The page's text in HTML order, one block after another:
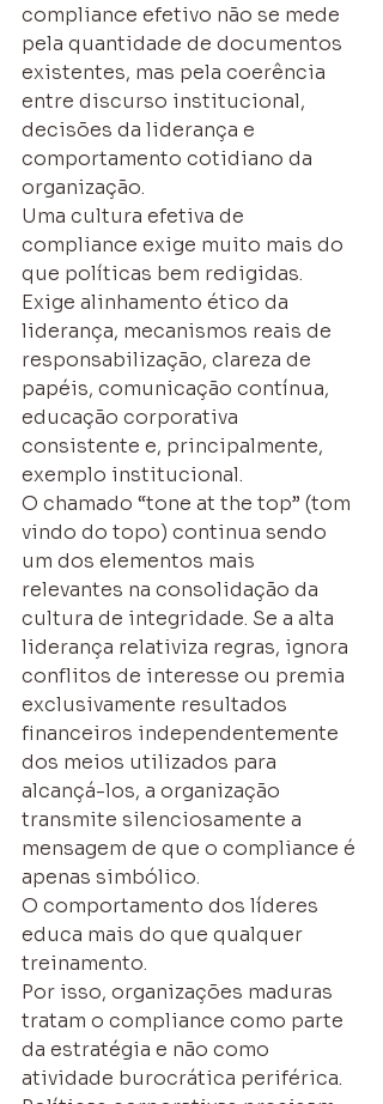
compliance efetivo não se mede
pela quantidade de documentos
existentes, mas pela coerência
entre discurso institucional,
decisões da liderança e
comportamento cotidiano da
organização.
Uma cultura efetiva de
compliance exige muito mais do
que políticas bem redigidas.
Exige alinhamento ético da
liderança, mecanismos reais de
responsabilização, clareza de
papéis, comunicação contínua,
educação corporativa
consistente e, principalmente,
exemplo institucional.
O chamado “tone at the top” (tom
vindo do topo) continua sendo
um dos elementos mais
relevantes na consolidação da
cultura de integridade. Se a alta
liderança relativiza regras, ignora
conflitos de interesse ou premia
exclusivamente resultados
financeiros independentemente
dos meios utilizados para
alcançá-los, a organização
transmite silenciosamente a
mensagem de que o compliance é
apenas simbólico.
O comportamento dos líderes
educa mais do que qualquer
treinamento.
Por isso, organizações maduras
tratam o compliance como parte
da estratégia e não como
atividade burocrática periférica.